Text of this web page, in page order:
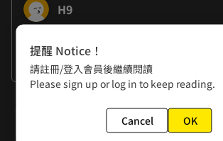
H9
作者的話
謝謝大家
第10話 戌神王一族
提醒 Notice！
請註冊/登入會員後繼續閱讀
Please sign up or log in to keep reading.
Cancel OK